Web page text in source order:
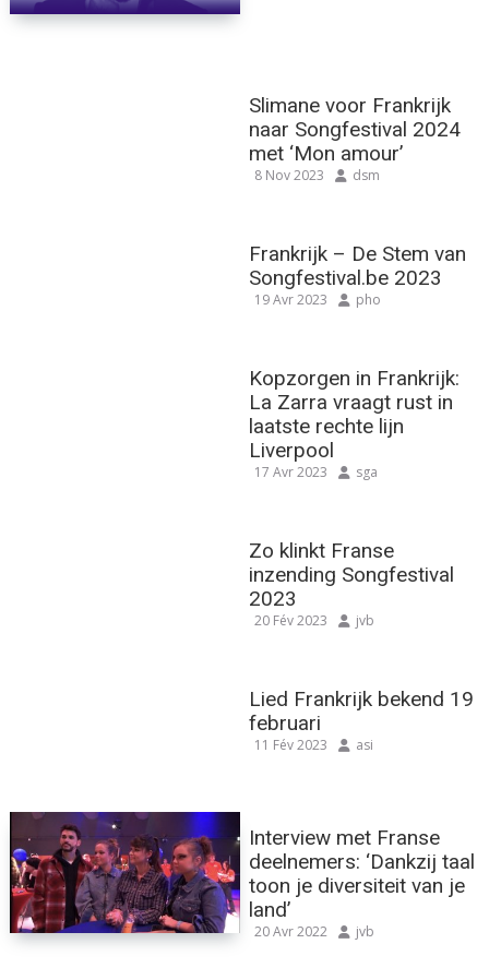
Slimane voor Frankrijk
naar Songfestival 2024
met ‘Mon amour’
8 Nov 2023 dsm
Frankrijk – De Stem van
Songfestival.be 2023
19 Avr 2023 pho
Kopzorgen in Frankrijk:
La Zarra vraagt rust in
laatste rechte lijn
Liverpool
17 Avr 2023 sga
Zo klinkt Franse
inzending Songfestival
2023
20 Fév 2023 jvb
Lied Frankrijk bekend 19
februari
11 Fév 2023 asi
Interview met Franse
deelnemers: ‘Dankzij taal
toon je diversiteit van je
land’
20 Avr 2022 jvb